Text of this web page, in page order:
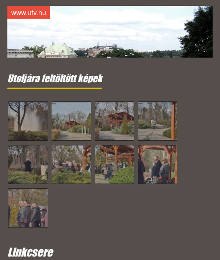
www.utv.hu
Utoljára feltöltött képek
Linkcsere